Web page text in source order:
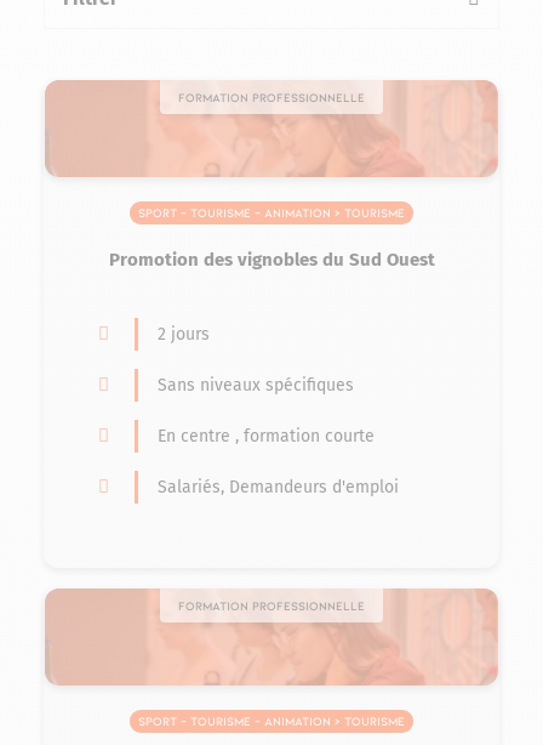
Formation professionnelle
Sport – Tourisme – Animation > Tourisme
Promotion des vignobles du Sud Ouest
2 jours
Sans niveaux spécifiques
En centre , formation courte
Salariés, Demandeurs d'emploi
Formation professionnelle
Sport – Tourisme – Animation > Tourisme